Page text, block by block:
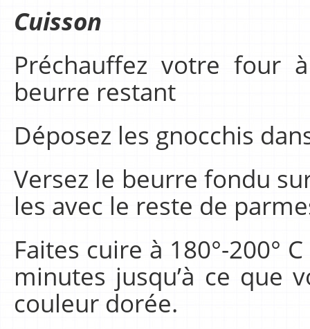
Cuisson
Préchauffez votre four
beurre restant
Déposez les gnocchis
Versez le beurre fondu
les avec le reste de
Faites cuire à 180°-200°
minutes jusqu’à ce que
couleur dorée.